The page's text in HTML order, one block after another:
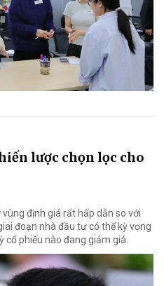
lược chọn lọc cho
định giá rất hấp dẫn so với
đoạn nhà đầu tư có thể kỳ vọng
cổ phiếu nào đang giảm giá.